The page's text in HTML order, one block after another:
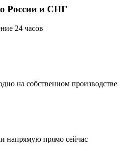
России и СНГ
24 часов
на собственном производстве
напрямую прямо сейчас